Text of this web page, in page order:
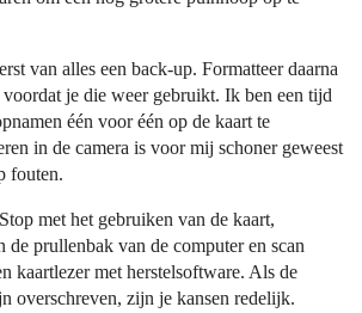
van alles een back-up. Formatteer daarna
voordat je die weer gebruikt. Ik ben een tijd
één voor één op de kaart te
in de camera is voor mij schoner geweest
fouten.
met het gebruiken van de kaart,
de prullenbak van de computer en scan
kaartlezer met herstelsoftware. Als de
overschreven, zijn je kansen redelijk.